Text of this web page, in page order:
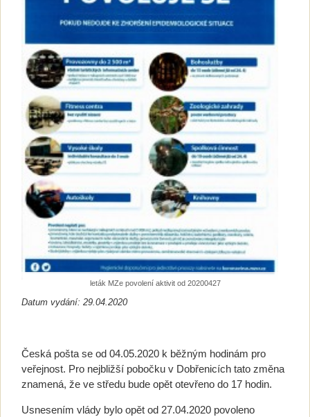
leták MZe povolení aktivit od 20200427
Datum vydání: 29.04.2020
Česká pošta se od 04.05.2020 k běžným hodinám pro
veřejnost. Pro nejbližší pobočku v Dobřenicích tato změna
znamená, že ve středu bude opět otevřeno do 17 hodin.
Usnesením vlády bylo opět od 27.04.2020 povoleno